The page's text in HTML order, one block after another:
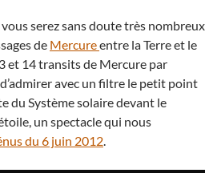
serez sans doute très nombreux
de Mercureentre la Terre et le
et 14 transits de Mercure par
d’admirer avec un filtre le petit point
du Système solaire devant le
un spectacle qui nous
du 6 juin 2012.